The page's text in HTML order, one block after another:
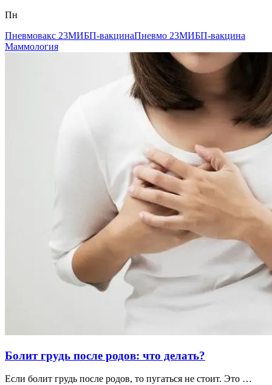
Пн
Пневмовакс 23МИБП-вакцинаПневмо 23МИБП-вакцина
Маммология
Болит грудь после родов: что делать?
Если болит грудь после родов, то пугаться не стоит. Это …